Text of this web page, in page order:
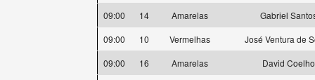
09:00
14 Amarelas
Gabriel
09:00
10 Vermelhas
José Ventura de
09:00
16 Amarelas
David Coelho